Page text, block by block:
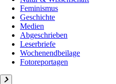
Feminismus
Geschichte
Medien
Abgeschrieben
Leserbriefe
Wochenendbeilage
Fotoreportagen